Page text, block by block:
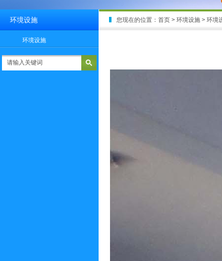
环境设施
环境设施
您现在的位置： 首页 > 环境设施 > 环境